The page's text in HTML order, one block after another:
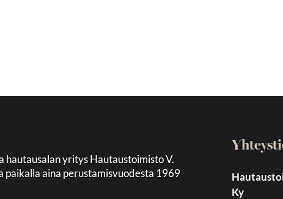
hautausalan yritys Hautaustoimisto V.
paikalla aina perustamisvuodesta 1969
Ky